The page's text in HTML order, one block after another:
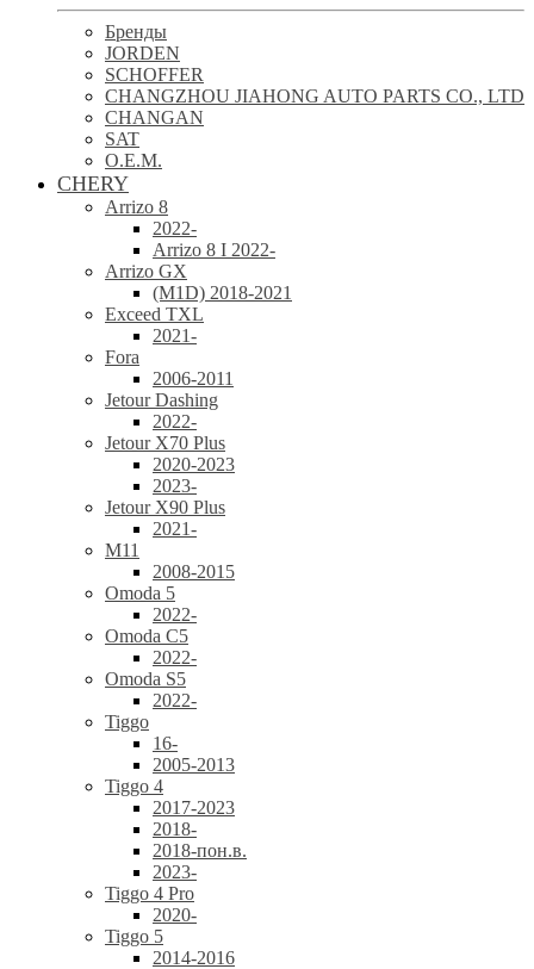
Бренды
JORDEN
SCHOFFER
CHANGZHOU JIAHONG AUTO PARTS CO., LTD
CHANGAN
SAT
O.E.M.
CHERY
Arrizo 8
2022-
Arrizo 8 I 2022-
Arrizo GX
(M1D) 2018-2021
Exceed TXL
2021-
Fora
2006-2011
Jetour Dashing
2022-
Jetour X70 Plus
2020-2023
2023-
Jetour X90 Plus
2021-
M11
2008-2015
Omoda 5
2022-
Omoda C5
2022-
Omoda S5
2022-
Tiggo
16-
2005-2013
Tiggo 4
2017-2023
2018-
2018-пон.в.
2023-
Tiggo 4 Pro
2020-
Tiggo 5
2014-2016